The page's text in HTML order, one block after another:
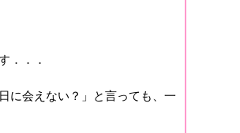
．．．
に会えない？」と言っても、一